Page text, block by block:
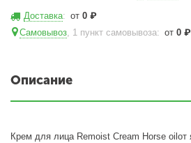
Доставка: от0 ₽
Самовывоз, 1 пункт самовывоза: от0 ₽
Описание
Крем для лица Remoist Cream Horse oilот